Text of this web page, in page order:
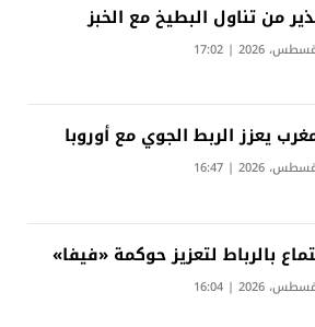
من تناول البطيخ مع الخبز
يعزز الربط الجوي مع أوروبا
بالرباط لتعزيز حوكمة «فيفا»